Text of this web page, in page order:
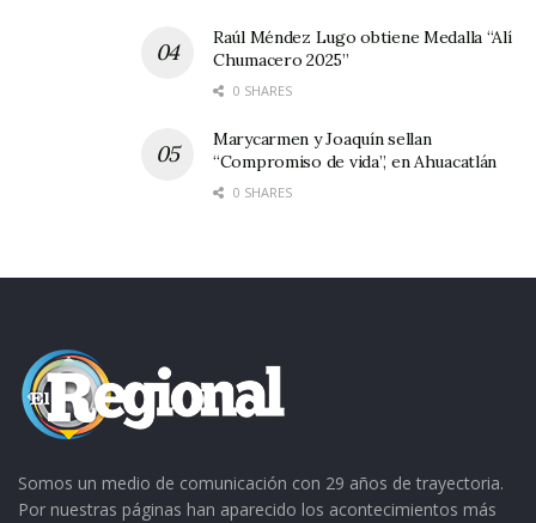
Raúl Méndez Lugo obtiene Medalla “Alí
Chumacero 2025”
0 SHARES
Marycarmen y Joaquín sellan
“Compromiso de vida”, en Ahuacatlán
0 SHARES
Somos un medio de comunicación con 29 años de trayectoria.
Por nuestras páginas han aparecido los acontecimientos más